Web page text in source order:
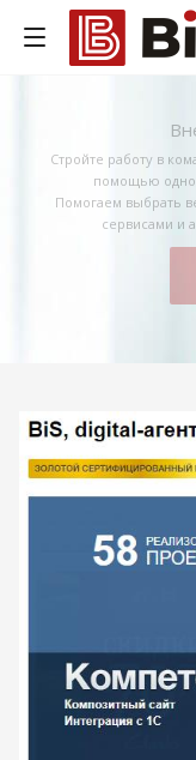
Стройте работу в
помощью
Помогаем выбрать
сервисами и